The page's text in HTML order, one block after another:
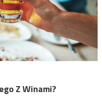
Z Winami?